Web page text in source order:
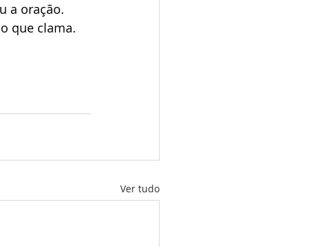
a oração.
que clama.
Ver tudo